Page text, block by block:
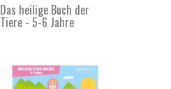
Das heilige Buch der
Tiere - 5-6 Jahre